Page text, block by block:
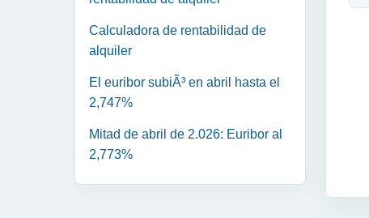
Calculadora de rentabilidad de
alquiler
El euribor subiÃ³ en abril hasta el
2,747%
Mitad de abril de 2.026: Euribor al
2,773%